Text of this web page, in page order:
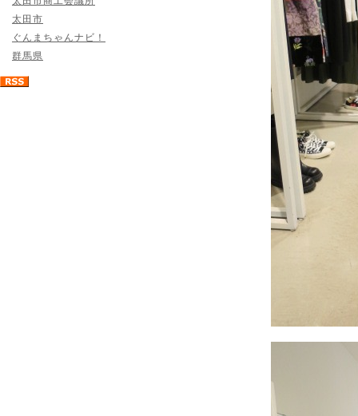
太田市
ぐんまちゃんナビ！
群馬県